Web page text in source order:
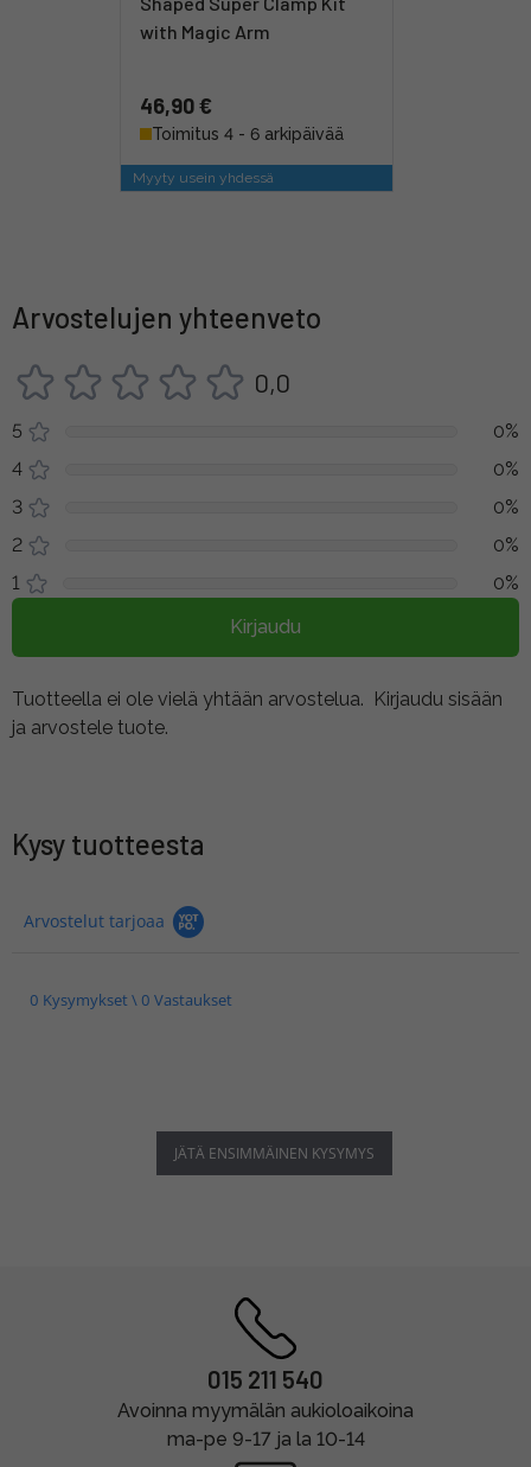
with Magic Arm
46,90 €
Toimitus 4 - 6 arkipäivää
Myyty usein yhdessä
Arvostelujen yhteenveto
0,0
5
0%
4
0%
3
0%
2
0%
1
0%
Kirjaudu
Tuotteella ei ole vielä yhtään arvostelua. Kirjaudu sisään
ja arvostele tuote.
Kysy tuotteesta
Arvostelut tarjoaa
0 Kysymykset \ 0 Vastaukset
JÄTÄ ENSIMMÄINEN KYSYMYS
015 211 540
Avoinna myymälän aukioloaikoina
ma-pe 9-17 ja la 10-14